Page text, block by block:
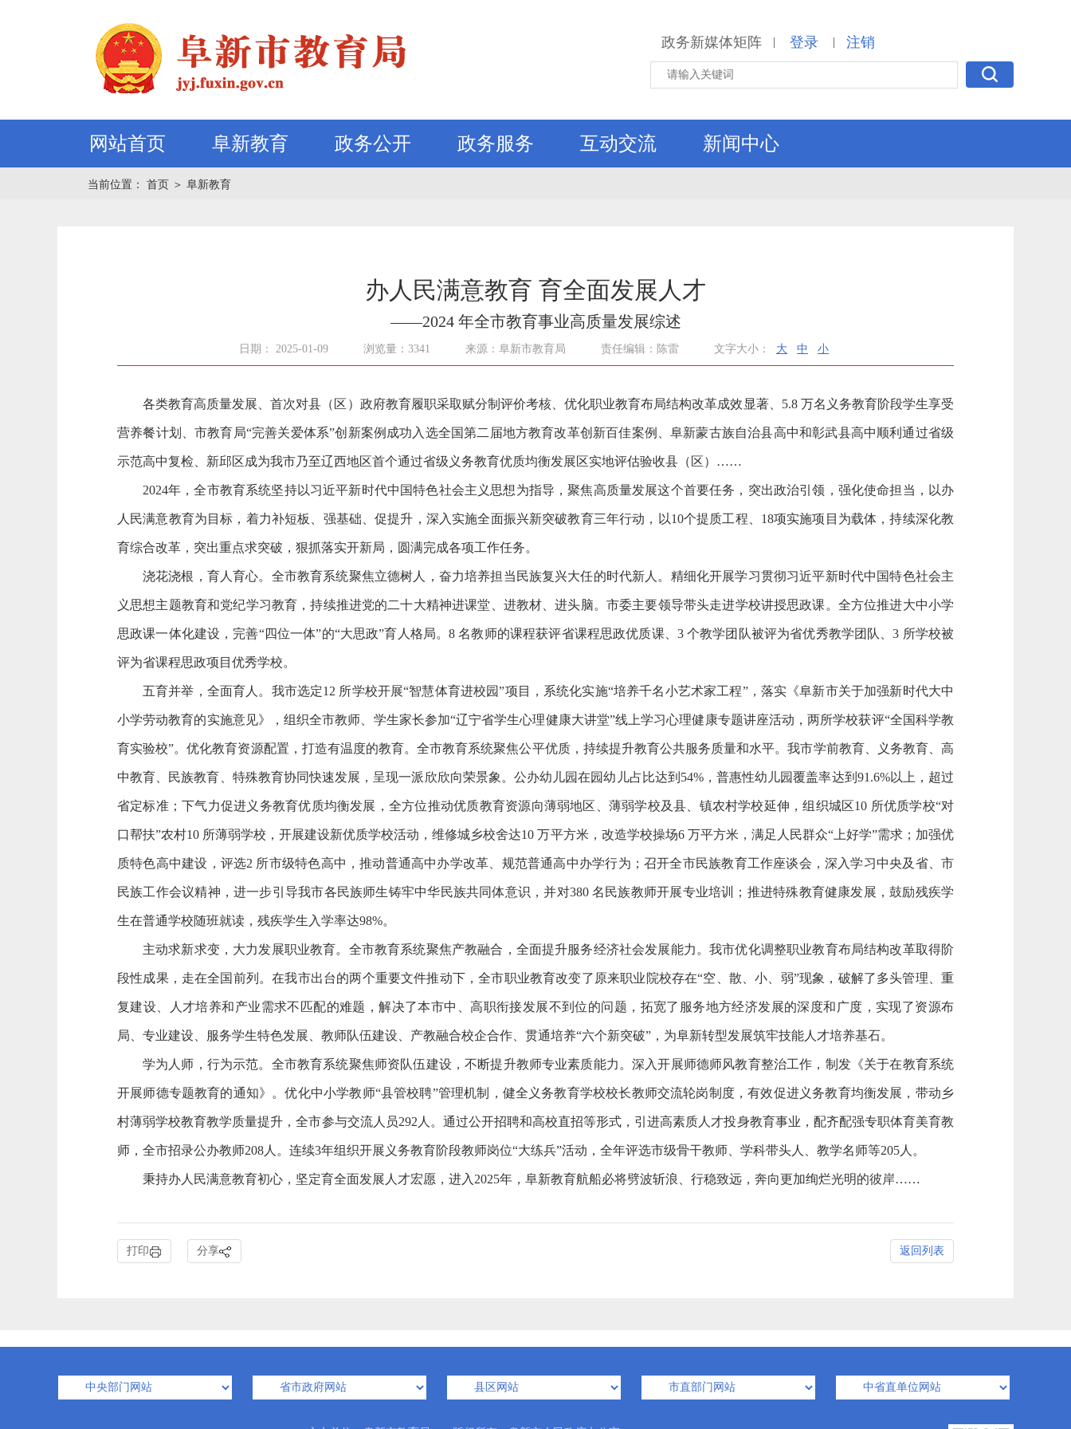
政务新媒体矩阵 | 登录 | 注销
网站首页 阜新教育 政务公开 政务服务 互动交流 新闻中心
当前位置： 首页 ＞ 阜新教育
办人民满意教育 育全面发展人才
——2024 年全市教育事业高质量发展综述
日期： 2025-01-09 浏览量：3341 来源：阜新市教育局 责任编辑：陈雷 文字大小： 大 中 小
各类教育高质量发展、首次对县（区）政府教育履职采取赋分制评价考核、优化职业教育布局结构改革成效显著、5.8 万名义务教育阶段学生享受
营养餐计划、市教育局“完善关爱体系”创新案例成功入选全国第二届地方教育改革创新百佳案例、阜新蒙古族自治县高中和彰武县高中顺利通过省级
示范高中复检、新邱区成为我市乃至辽西地区首个通过省级义务教育优质均衡发展区实地评估验收县（区）……
2024年，全市教育系统坚持以习近平新时代中国特色社会主义思想为指导，聚焦高质量发展这个首要任务，突出政治引领，强化使命担当，以办
人民满意教育为目标，着力补短板、强基础、促提升，深入实施全面振兴新突破教育三年行动，以10个提质工程、18项实施项目为载体，持续深化教
育综合改革，突出重点求突破，狠抓落实开新局，圆满完成各项工作任务。
浇花浇根，育人育心。 全市教育系统聚焦立德树人，奋力培养担当民族复兴大任的时代新人。精细化开展学习贯彻习近平新时代中国特色社会主
义思想主题教育和党纪学习教育，持续推进党的二十大精神进课堂、进教材、进头脑。市委主要领导带头走进学校讲授思政课。全方位推进大中小学
思政课一体化建设，完善“四位一体”的“大思政”育人格局。8 名教师的课程获评省课程思政优质课、3 个教学团队被评为省优秀教学团队、3 所学校被
评为省课程思政项目优秀学校。
五育并举，全面育人。 我市选定12 所学校开展“智慧体育进校园”项目，系统化实施“培养千名小艺术家工程”，落实《阜新市关于加强新时代大中
小学劳动教育的实施意见》，组织全市教师、学生家长参加“辽宁省学生心理健康大讲堂”线上学习心理健康专题讲座活动，两所学校获评“全国科学教
育实验校”。优化教育资源配置，打造有温度的教育。全市教育系统聚焦公平优质，持续提升教育公共服务质量和水平。我市学前教育、义务教育、高
中教育、民族教育、特殊教育协同快速发展，呈现一派欣欣向荣景象。公办幼儿园在园幼儿占比达到54%，普惠性幼儿园覆盖率达到91.6%以上，超过
省定标准；下气力促进义务教育优质均衡发展，全方位推动优质教育资源向薄弱地区、薄弱学校及县、镇农村学校延伸，组织城区10 所优质学校“对
口帮扶”农村10 所薄弱学校，开展建设新优质学校活动，维修城乡校舍达10 万平方米，改造学校操场6 万平方米，满足人民群众“上好学”需求；加强优
质特色高中建设，评选2 所市级特色高中，推动普通高中办学改革、规范普通高中办学行为；召开全市民族教育工作座谈会，深入学习中央及省、市
民族工作会议精神，进一步引导我市各民族师生铸牢中华民族共同体意识，并对380 名民族教师开展专业培训；推进特殊教育健康发展，鼓励残疾学
生在普通学校随班就读，残疾学生入学率达98%。
主动求新求变，大力发展职业教育。 全市教育系统聚焦产教融合，全面提升服务经济社会发展能力。我市优化调整职业教育布局结构改革取得阶
段性成果，走在全国前列。在我市出台的两个重要文件推动下，全市职业教育改变了原来职业院校存在“空、散、小、弱”现象，破解了多头管理、重
复建设、人才培养和产业需求不匹配的难题，解决了本市中、高职衔接发展不到位的问题，拓宽了服务地方经济发展的深度和广度，实现了资源布
局、专业建设、服务学生特色发展、教师队伍建设、产教融合校企合作、贯通培养“六个新突破”，为阜新转型发展筑牢技能人才培养基石。
学为人师，行为示范。 全市教育系统聚焦师资队伍建设，不断提升教师专业素质能力。深入开展师德师风教育整治工作，制发《关于在教育系统
开展师德专题教育的通知》。优化中小学教师“县管校聘”管理机制，健全义务教育学校校长教师交流轮岗制度，有效促进义务教育均衡发展，带动乡
村薄弱学校教育教学质量提升，全市参与交流人员292人。通过公开招聘和高校直招等形式，引进高素质人才投身教育事业，配齐配强专职体育美育教
师，全市招录公办教师208人。连续3年组织开展义务教育阶段教师岗位“大练兵”活动，全年评选市级骨干教师、学科带头人、教学名师等205人。
秉持办人民满意教育初心，坚定育全面发展人才宏愿，进入2025年，阜新教育航船必将劈波斩浪、行稳致远，奔向更加绚烂光明的彼岸……
打印 分享 返回列表